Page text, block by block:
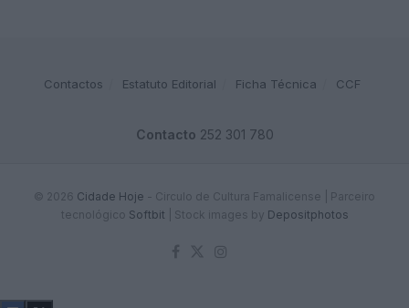
Contactos Estatuto Editorial Ficha Técnica CCF
Contacto 252 301 780
© 2026 Cidade Hoje - Circulo de Cultura Famalicense | Parceiro
tecnológico Softbit Stock images by Depositphotos